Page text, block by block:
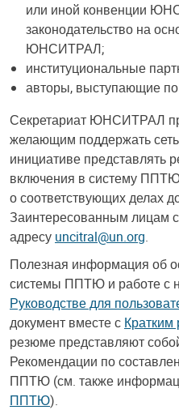
или иной конвенции
законодательство на
ЮНСИТРАЛ;
институциональные
авторы, выступающие
Секретариат ЮНСИТРАЛ
желающим поддержать
инициативе представлять
включения в систему
о соответствующих делах
Заинтересованным лицам
адресу uncitral@un.org.
Полезная информация об
системы ППТЮ и работе с
Руководстве для
документ вместе с Кратким
резюме представляют
Рекомендации по
ППТЮ (см. также
ППТЮ).